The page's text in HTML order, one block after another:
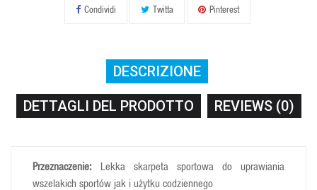
Condividi Twitta Pinterest
DESCRIZIONE
DETTAGLI DEL PRODOTTO REVIEWS (0)
Przeznaczenie: Lekka skarpeta sportowa do uprawiania
wszelakich sportów jak i użytku codziennego